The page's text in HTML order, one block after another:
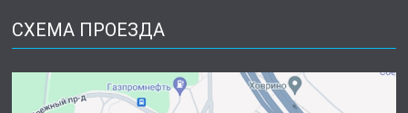
СХЕМА ПРОЕЗДА